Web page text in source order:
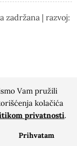
zadržana | razvoj:
Vam pružili
kolačića
privatnosti.
Prihvatam